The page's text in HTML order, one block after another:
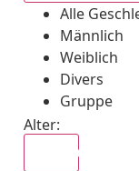
Alle
Männlich
Weiblich
Divers
Gruppe
Alter: